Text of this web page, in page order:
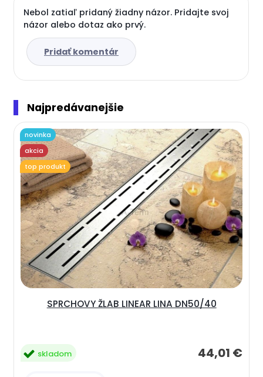
Nebol zatiaľ pridaný žiadny názor. Pridajte svoj
názor alebo dotaz ako prvý.
Pridať komentár
Najpredávanejšie
SPRCHOVY ŽLAB LINEAR LINA DN50/40
44,01 €
skladom
novinka
akcia
top produkt